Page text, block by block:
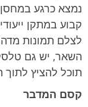
נמצא כרגע
קבוע במתקן
לצלם תמונות
השאר, יש גם
תוכל להציץ לתוך
קסם המדבר